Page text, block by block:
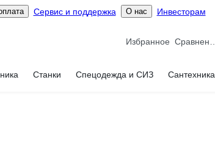
Сервис и поддержка О нас Инвесторам
Избранное
Станки Спецодежда и СИЗ Сантехника